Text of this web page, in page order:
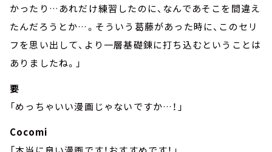
かったり…あれだけ練習したのに、なんであそこを間違え
たんだろうとか…。そういう葛藤があった時に、このセリ
フを思い出して、より一層基礎錬に打ち込むということは
ありましたね。」
要
「めっちゃいい漫画じゃないですか…！」
Cocomi